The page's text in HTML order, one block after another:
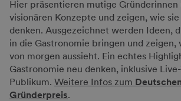
Hier präsentieren mutige Gründerinnen
visionären Konzepte und zeigen, wie
denken. Ausgezeichnet werden Ideen,
in die Gastronomie bringen und zeigen,
von morgen aussieht. Ein echtes
Gastronomie neu denken, inklusive
Publikum. Weitere Infos zum
Gründerpreis.